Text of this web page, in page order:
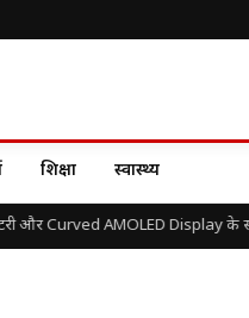
शिक्षा स्वास्थ्य
और Curved AMOLED Display के